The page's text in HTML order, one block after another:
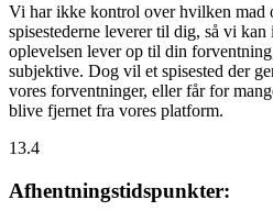
Vi har ikke kontrol over hvilken mad
spisestederne leverer til dig, så vi
oplevelsen lever op til din
subjektive. Dog vil et spisested der
vores forventninger, eller får for
blive fjernet fra vores platform.
13.4
Afhentningstidspunkter: